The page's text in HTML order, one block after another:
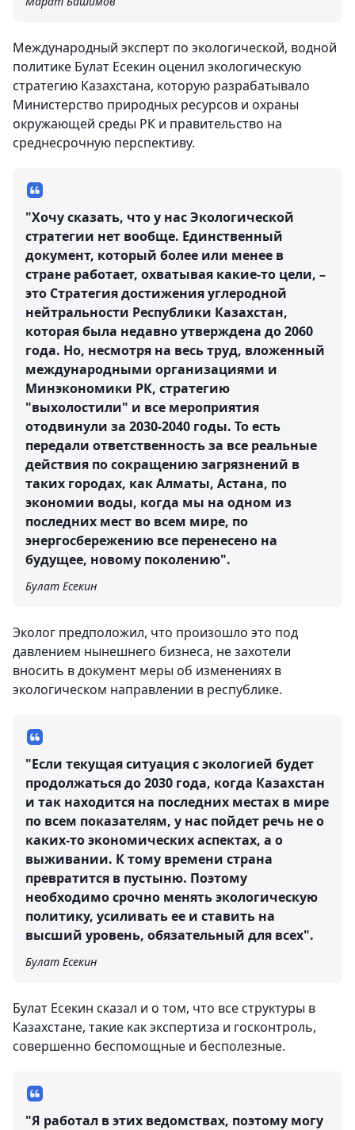
Международный эксперт по экологической, водной
политике Булат Есекин оценил экологическую
стратегию Казахстана, которую разрабатывало
Министерство природных ресурсов и охраны
окружающей среды РК и правительство на
среднесрочную перспективу.
"Хочу сказать, что у нас Экологической
стратегии нет вообще. Единственный
документ, который более или менее в
стране работает, охватывая какие-то цели, –
это Стратегия достижения углеродной
нейтральности Республики Казахстан,
которая была недавно утверждена до 2060
года. Но, несмотря на весь труд, вложенный
международными организациями и
Минэкономики РК, стратегию
"выхолостили" и все мероприятия
отодвинули за 2030-2040 годы. То есть
передали ответственность за все реальные
действия по сокращению загрязнений в
таких городах, как Алматы, Астана, по
экономии воды, когда мы на одном из
последних мест во всем мире, по
энергосбережению все перенесено на
будущее, новому поколению".
Булат Есекин
Эколог предположил, что произошло это под
давлением нынешнего бизнеса, не захотели
вносить в документ меры об изменениях в
экологическом направлении в республике.
"Если текущая ситуация с экологией будет
продолжаться до 2030 года, когда Казахстан
и так находится на последних местах в мире
по всем показателям, у нас пойдет речь не о
каких-то экономических аспектах, а о
выживании. К тому времени страна
превратится в пустыню. Поэтому
необходимо срочно менять экологическую
политику, усиливать ее и ставить на
высший уровень, обязательный для всех".
Булат Есекин
Булат Есекин сказал и о том, что все структуры в
Казахстане, такие как экспертиза и госконтроль,
совершенно беспомощные и бесполезные.
"Я работал в этих ведомствах, поэтому могу